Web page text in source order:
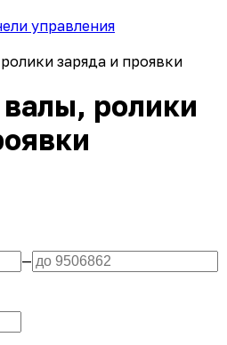
управления
заряда и проявки
ролики
—